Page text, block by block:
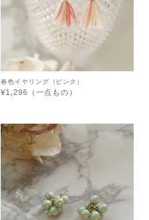
春色イヤリング（ピンク）
¥1,296（一点もの）